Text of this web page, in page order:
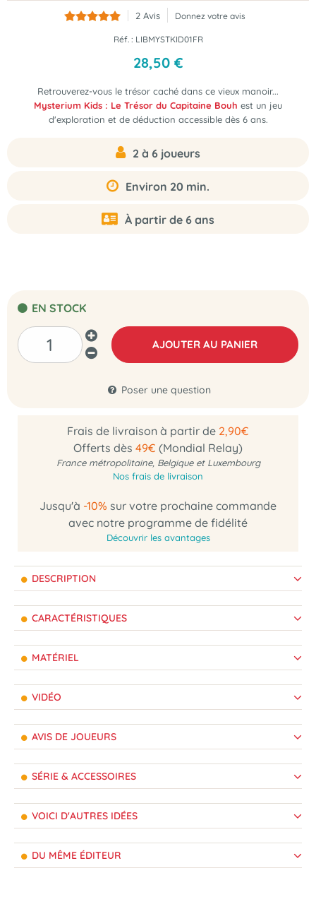
2 Avis Donnez votre avis
Réf. : LIBMYSTKID01FR
28,50 €
Retrouverez-vous le trésor caché dans ce vieux manoir...
Mysterium Kids : Le Trésor du Capitaine Bouh est un jeu
d'exploration et de déduction accessible dès 6 ans.
2 à 6 joueurs
Environ 20 min.
À partir de 6 ans
EN STOCK
AJOUTER AU PANIER
Poser une question
Frais de livraison à partir de 2,90€
Offerts dès 49€ (Mondial Relay)
France métropolitaine, Belgique et Luxembourg
Nos frais de livraison
Jusqu'à -10% sur votre prochaine commande
avec notre programme de fidélité
Découvrir les avantages
DESCRIPTION
CARACTÉRISTIQUES
MATÉRIEL
VIDÉO
AVIS DE JOUEURS
SÉRIE & ACCESSOIRES
VOICI D'AUTRES IDÉES
DU MÊME ÉDITEUR